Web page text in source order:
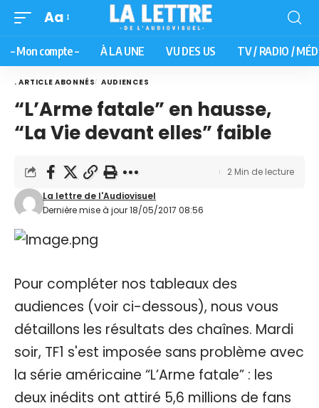
Aa
– Mon compte – À LA UNE VU DES US TV / RADIO /
. ARTICLE ABONNÉS AUDIENCES
“L’Arme fatale” en hausse,
“La Vie devant elles” faible
Dernière mise à jour 18/05/2017 08:56
La lettre de l'Audiovisuel
2 Min de lecture
Pour compléter nos tableaux des
audiences (voir ci-dessous), nous vous
détaillons les résultats des chaînes. Mardi
soir, TF1 s'est imposée sans problème avec
la série américaine “L’Arme fatale” : les
deux inédits ont attiré 5,6 millions de fans